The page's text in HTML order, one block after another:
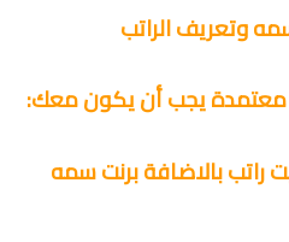
وتعريف الراتب
يجب أن يكون معك:
راتب بالاضافة برنت سمه